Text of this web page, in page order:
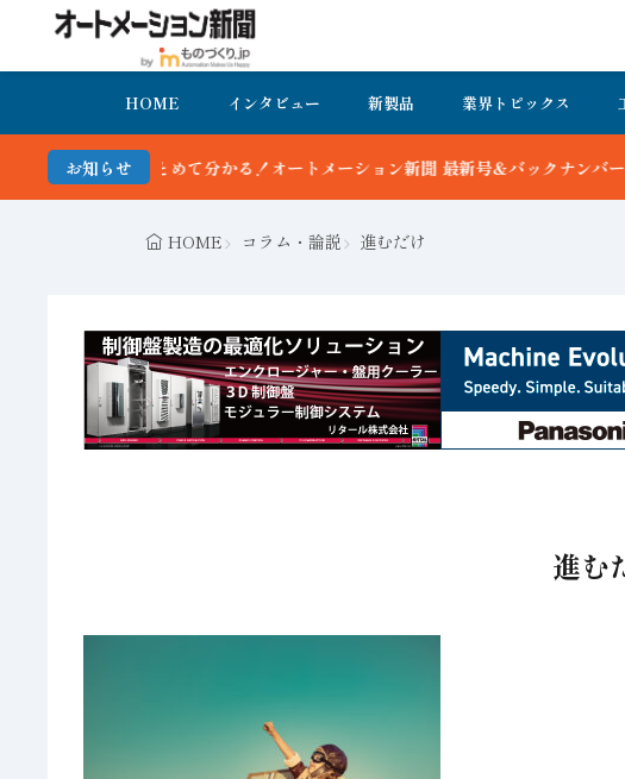
HOME インタビュー 新製品 業界トピックス
お知らせ
！オートメーション新聞 最新号＆バックナンバーを無料で公開中 詳細はこちら
HOME コラム・論説 進むだけ
進む